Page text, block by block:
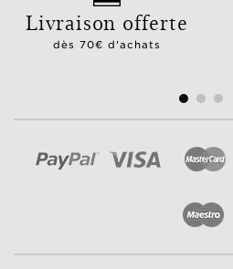
Livraison offerte
dès 70€ d'achats